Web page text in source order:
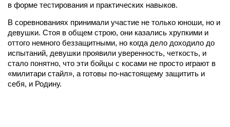
в форме тестирования и практических навыков.
В соревнованиях принимали участие не только юноши, но и
девушки. Стоя в общем строю, они казались хрупкими и
оттого немного беззащитными, но когда дело доходило до
испытаний, девушки проявили уверенность, четкость, и
стало понятно, что эти бойцы с косами не просто играют в
«милитари стайл», а готовы по-настоящему защитить и
себя, и Родину.